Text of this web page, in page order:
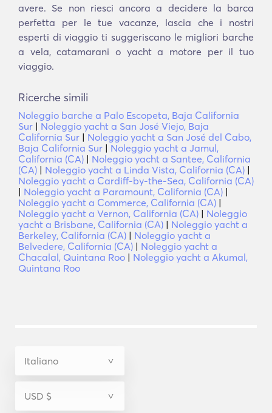
avere. Se non riesci ancora a decidere la barca
perfetta per le tue vacanze, lascia che i nostri
esperti di viaggio ti suggeriscano le migliori barche
a vela, catamarani o yacht a motore per il tuo
viaggio.
Ricerche simili
Noleggio barche a Palo Escopeta, Baja California
Sur | Noleggio yacht a San José Viejo, Baja
California Sur | Noleggio yacht a San José del Cabo,
Baja California Sur | Noleggio yacht a Jamul,
California (CA) | Noleggio yacht a Santee, California
(CA) | Noleggio yacht a Linda Vista, California (CA) |
Noleggio yacht a Cardiff-by-the-Sea, California (CA)
| Noleggio yacht a Paramount, California (CA) |
Noleggio yacht a Commerce, California (CA) |
Noleggio yacht a Vernon, California (CA) | Noleggio
yacht a Brisbane, California (CA) | Noleggio yacht a
Berkeley, California (CA) | Noleggio yacht a
Belvedere, California (CA) | Noleggio yacht a
Chacalal, Quintana Roo | Noleggio yacht a Akumal,
Quintana Roo